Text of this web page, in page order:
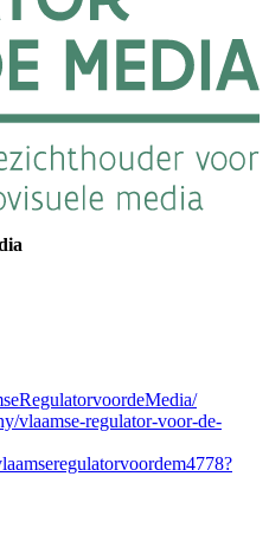
vlaamse-regulator-voor-de-